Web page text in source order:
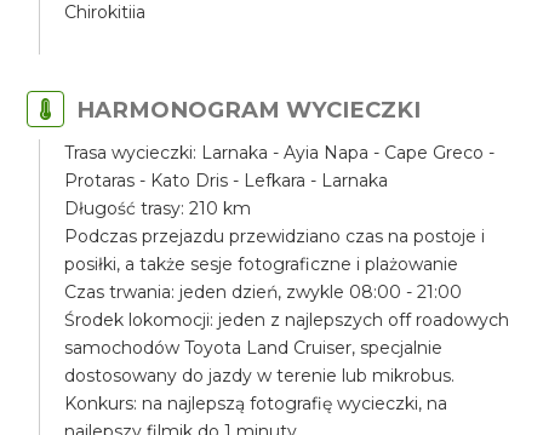
Chirokitiia
HARMONOGRAM WYCIECZKI
Trasa wycieczki: Larnaka - Ayia Napa - Cape Greco -
Protaras - Kato Dris - Lefkara - Larnaka
Długość trasy: 210 km
Podczas przejazdu przewidziano czas na postoje i
posiłki, a także sesje fotograficzne i plażowanie
Czas trwania: jeden dzień, zwykle 08:00 - 21:00
Środek lokomocji: jeden z najlepszych off roadowych
samochodów Toyota Land Cruiser, specjalnie
dostosowany do jazdy w terenie lub mikrobus.
Konkurs: na najlepszą fotografię wycieczki, na